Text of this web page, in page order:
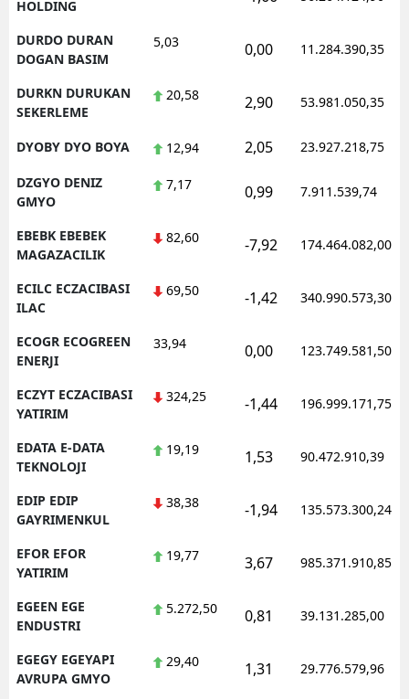
HOLDING
DURDO DURAN
DOGAN BASIM
5,03 0,00 11.284.390,35
DURKN DURUKAN
SEKERLEME
20,58 2,90 53.981.050,35
DYOBY DYO BOYA 12,94 2,05 23.927.218,75
DZGYO DENIZ
GMYO
7,17 0,99 7.911.539,74
EBEBK EBEBEK
MAGAZACILIK
82,60 -7,92 174.464.082,00
ECILC ECZACIBASI
ILAC
69,50 -1,42 340.990.573,30
ECOGR ECOGREEN
ENERJI
33,94 0,00 123.749.581,50
ECZYT ECZACIBASI
YATIRIM
324,25 -1,44 196.999.171,75
EDATA E-DATA
TEKNOLOJI
19,19 1,53 90.472.910,39
EDIP EDIP
GAYRIMENKUL
38,38 -1,94 135.573.300,24
EFOR EFOR
YATIRIM
19,77 3,67 985.371.910,85
EGEEN EGE
ENDUSTRI
5.272,50 0,81 39.131.285,00
EGEGY EGEYAPI
AVRUPA GMYO
29,40 1,31 29.776.579,96